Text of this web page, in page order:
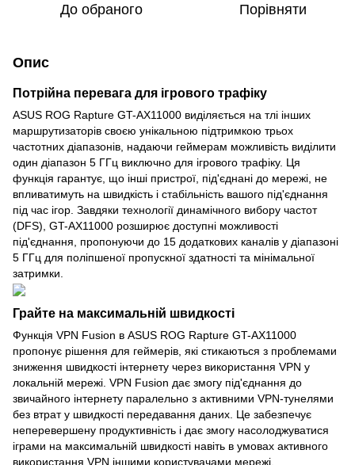
До обраного Порівняти
Опис
Потрійна перевага для ігрового трафіку
ASUS ROG Rapture GT-AX11000 виділяється на тлі інших
маршрутизаторів своєю унікальною підтримкою трьох
частотних діапазонів, надаючи геймерам можливість виділити
один діапазон 5 ГГц виключно для ігрового трафіку. Ця
функція гарантує, що інші пристрої, під'єднані до мережі, не
впливатимуть на швидкість і стабільність вашого під'єднання
під час ігор. Завдяки технології динамічного вибору частот
(DFS), GT-AX11000 розширює доступні можливості
під'єднання, пропонуючи до 15 додаткових каналів у діапазоні
5 ГГц для поліпшеної пропускної здатності та мінімальної
затримки.
Грайте на максимальній швидкості
Функція VPN Fusion в ASUS ROG Rapture GT-AX11000
пропонує рішення для геймерів, які стикаються з проблемами
зниження швидкості інтернету через використання VPN у
локальній мережі. VPN Fusion дає змогу під'єднання до
звичайного інтернету паралельно з активними VPN-тунелями
без втрат у швидкості передавання даних. Це забезпечує
неперевершену продуктивність і дає змогу насолоджуватися
іграми на максимальній швидкості навіть в умовах активного
використання VPN іншими користувачами мережі.